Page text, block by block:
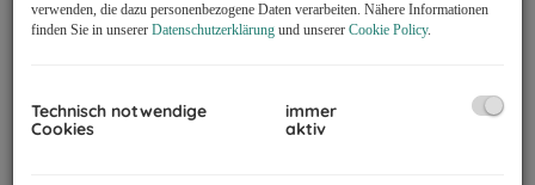
Das Büro bietet modernste Ausstattung, inklusive Klimaanlage
verwenden, die dazu personenbezogene Daten verarbeiten. Nähere Informationen
finden Sie in unserer Datenschutzerklärung und unserer Cookie Policy.
Technisch notwendige
Cookies
immer
aktiv